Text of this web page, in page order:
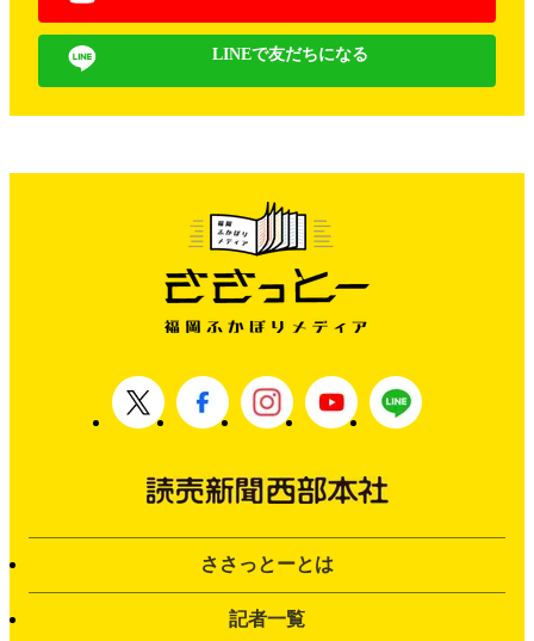
LINEで友だちになる
ささっとーとは
記者一覧